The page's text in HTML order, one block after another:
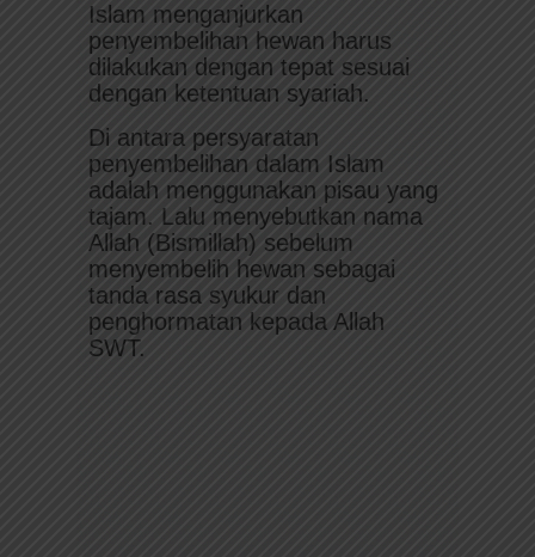
Islam menganjurkan
penyembelihan hewan harus
dilakukan dengan tepat sesuai
dengan ketentuan syariah.
Di antara persyaratan
penyembelihan dalam Islam
adalah menggunakan pisau yang
tajam. Lalu menyebutkan nama
Allah (Bismillah) sebelum
menyembelih hewan sebagai
tanda rasa syukur dan
penghormatan kepada Allah
SWT.